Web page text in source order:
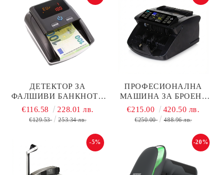
ДЕТЕКТОР ЗА
ФАЛШИВИ БАНКНОТИ
STS AL-130 С ЕЦБ
СЕРТИФИКАЦИЯ
€116.58 228.01 лв.
€129.53 253.34 лв.
ПРОФЕСИОНАЛНА
МАШИНА ЗА БРОЕНЕ
НА ЕВРО С ТРОЙНА
ДЕТЕКЦИЯ
€215.00 420.50 лв.
€250.00 488.96 лв.
-5% -20%